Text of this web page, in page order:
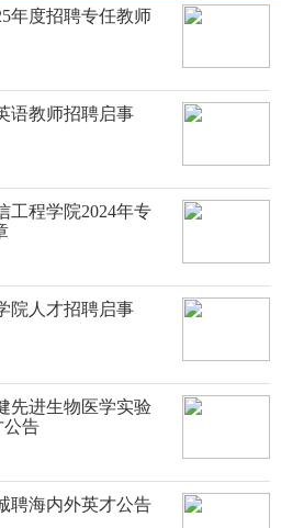
年度招聘专任教师
语教师招聘启事
工程学院2024年专
院人才招聘启事
先进生物医学实验
公告
聘海内外英才公告